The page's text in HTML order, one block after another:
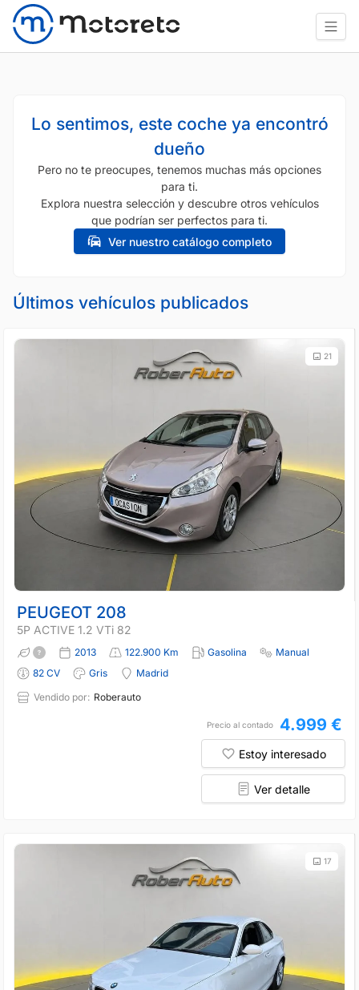
Lo sentimos, este coche ya encontró
dueño
Pero no te preocupes, tenemos muchas más opciones
para ti.
Explora nuestra selección y descubre otros vehículos
que podrían ser perfectos para ti.
Ver nuestro catálogo completo
Últimos vehículos publicados
21
PEUGEOT 208
5P ACTIVE 1.2 VTi 82
2013 122.900 Km Gasolina
Manual
82 CV
Gris
Madrid
Vendido por: Roberauto
Precio al contado 4.999 €
Estoy interesado
Ver detalle
17